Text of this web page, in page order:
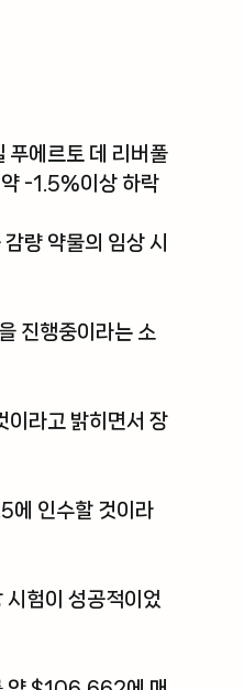
푸에르토 데 리버풀
-1.5%이상 하락
량 약물의 임상 시
진행중이라는 소
이라고 밝히면서 장
에 인수할 것이라
험이 성공적이었